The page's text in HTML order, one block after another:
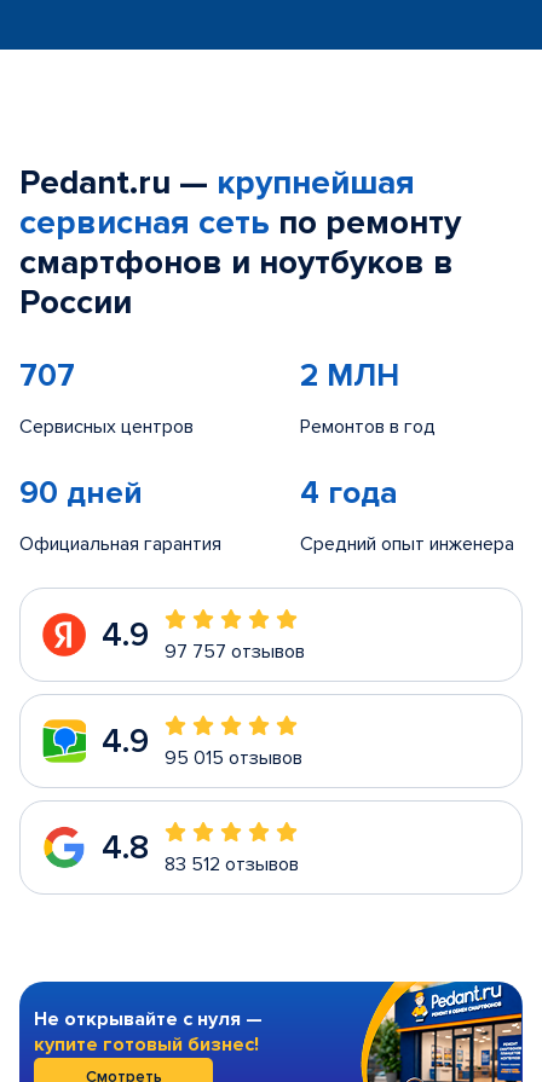
Pedant.ru — крупнейшая
сервисная сеть по ремонту
смартфонов и ноутбуков в
России
707
Сервисных центров
2 МЛН
Ремонтов в год
90 дней
Официальная гарантия
4 года
Средний опыт инженера
4.9 97 757 отзывов
4.9 95 015 отзывов
4.8 83 512 отзывов
Не открывайте с нуля —
купите готовый бизнес!
Смотреть